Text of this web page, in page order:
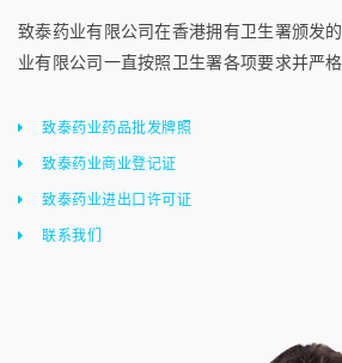
致泰药业有限公司在香港拥有卫生署颁发
业有限公司一直按照卫生署各项要求并严格
致泰药业药品批发牌照
致泰药业商业登记证
致泰药业进出口许可证
联系我们